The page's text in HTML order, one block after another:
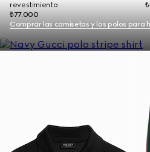
revestimiento
₺77.000
Comprar las camisetas y los polos para